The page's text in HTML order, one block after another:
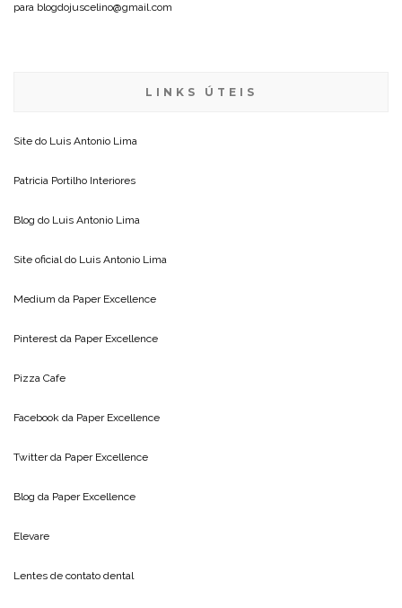
para blogdojuscelino@gmail.com
LINKS ÚTEIS
Site do Luis Antonio Lima
Patricia Portilho Interiores
Blog do Luis Antonio Lima
Site oficial do Luis Antonio Lima
Medium da Paper Excellence
Pinterest da Paper Excellence
Pizza Cafe
Facebook da Paper Excellence
Twitter da Paper Excellence
Blog da Paper Excellence
Elevare
Lentes de contato dental